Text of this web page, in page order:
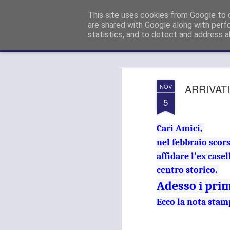
NOV
5
Cari Amici,
nel febbraio
affidare l'ex
centro storico.
Adesso i
Ecco la nota
This site uses cookies from Google to
are shared with Google along with
statistics, and to detect and address
Paolo GANDOLA (Forza Italia):